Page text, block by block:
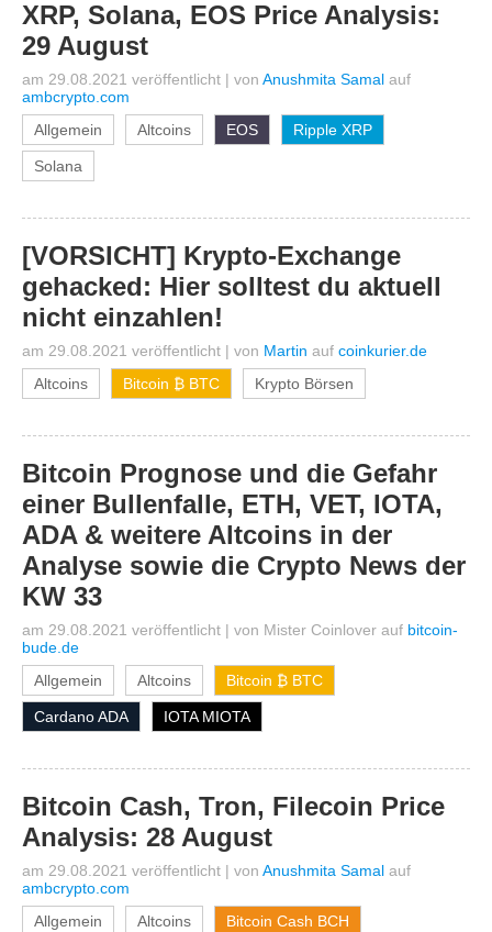
XRP, Solana, EOS Price Analysis:
29 August
am 29.08.2021 veröffentlicht | von Anushmita Samal auf
ambcrypto.com
Allgemein
Altcoins EOS Ripple XRP
Solana
[VORSICHT] Krypto-Exchange
gehacked: Hier solltest du aktuell
nicht einzahlen!
am 29.08.2021 veröffentlicht | von Martin auf coinkurier.de
Altcoins
Bitcoin ₿ BTC Krypto Börsen
Bitcoin Prognose und die Gefahr
einer Bullenfalle, ETH, VET, IOTA,
ADA & weitere Altcoins in der
Analyse sowie die Crypto News der
KW 33
am 29.08.2021 veröffentlicht | von Mister Coinlover auf bitcoin-
bude.de
Allgemein
Altcoins Bitcoin ₿ BTC
Cardano ADA IOTA MIOTA
Bitcoin Cash, Tron, Filecoin Price
Analysis: 28 August
am 29.08.2021 veröffentlicht | von Anushmita Samal auf
ambcrypto.com
Allgemein
Altcoins Bitcoin Cash BCH